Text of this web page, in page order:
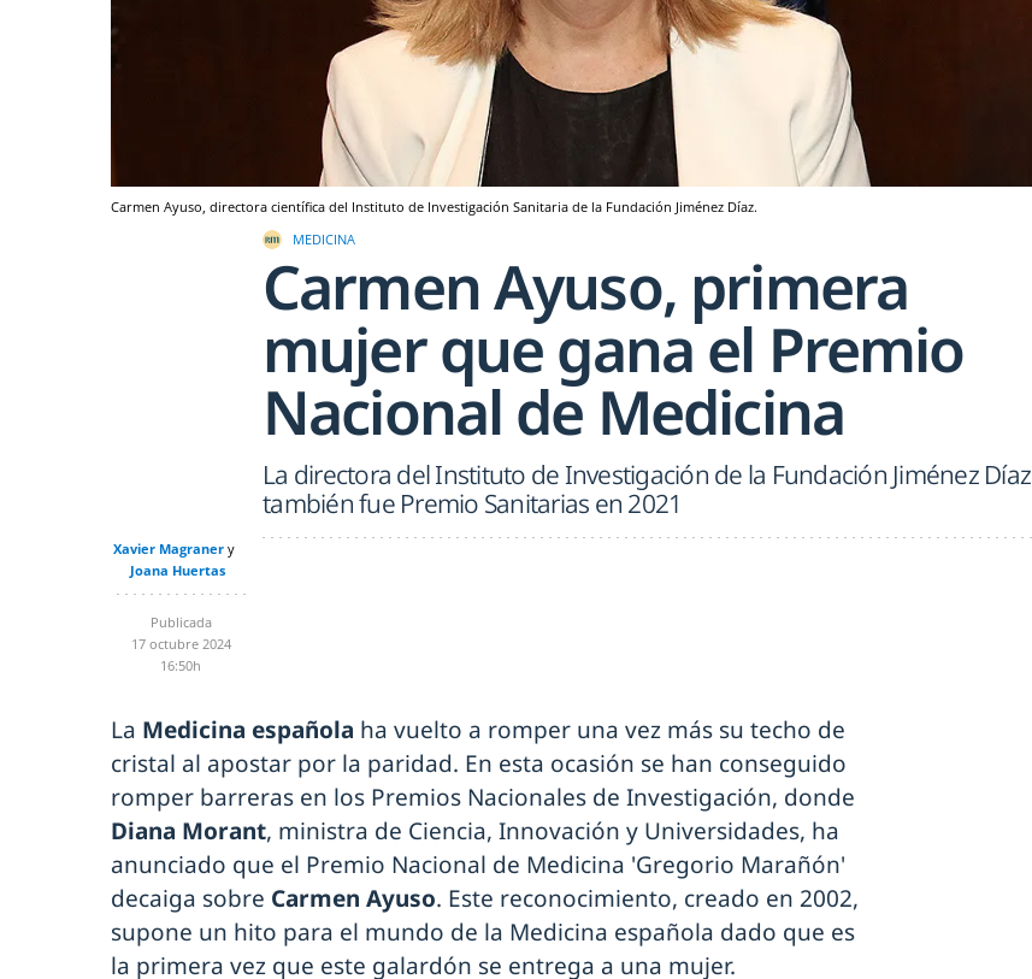
Carmen Ayuso, directora científica del Instituto de Investigación Sanitaria de la Fundación Jiménez Díaz.
MEDICINA
Carmen Ayuso, primera
mujer que gana el Premio
Nacional de Medicina
La directora del Instituto de Investigación de la Fundación Jiménez Díaz
también fue Premio Sanitarias en 2021
Xavier Magraner
Joana Huertas
Publicada
17 octubre 2024
16:50h
La Medicina española ha vuelto a romper una vez más su techo de
cristal al apostar por la paridad. En esta ocasión se han conseguido
romper barreras en los Premios Nacionales de Investigación, donde
Diana Morant, ministra de Ciencia, Innovación y Universidades, ha
anunciado que el Premio Nacional de Medicina 'Gregorio Marañón'
decaiga sobre Carmen Ayuso. Este reconocimiento, creado en 2002,
supone un hito para el mundo de la Medicina española dado que es
la primera vez que este galardón se entrega a una mujer.